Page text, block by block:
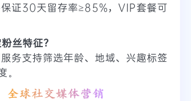
证30天留存率≥85%，VIP套餐可
丝特征？
务支持筛选年龄、地域、兴趣标签